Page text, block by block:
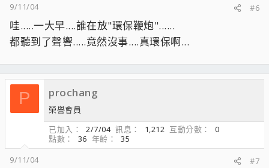
9/11/04
#6
哇.....一大早....誰在放"環保鞭炮"......
都聽到了聲響.....竟然沒事....真環保啊...
P prochang
榮譽會員
已加入
2/7/04 訊息 1,212 互動分數
0
點數
36 年齡
35
9/11/04
#7